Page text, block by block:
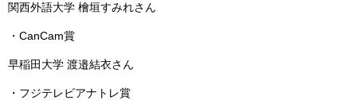
関西外語大学 檜垣すみれさん
・CanCam賞
早稲田大学 渡邉結衣さん
・フジテレビアナトレ賞